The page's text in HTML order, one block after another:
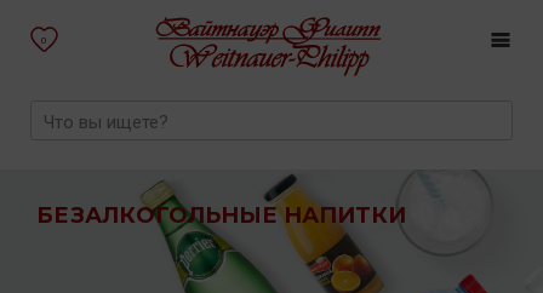
0
БЕЗАЛКОГОЛЬНЫЕ НАПИТКИ